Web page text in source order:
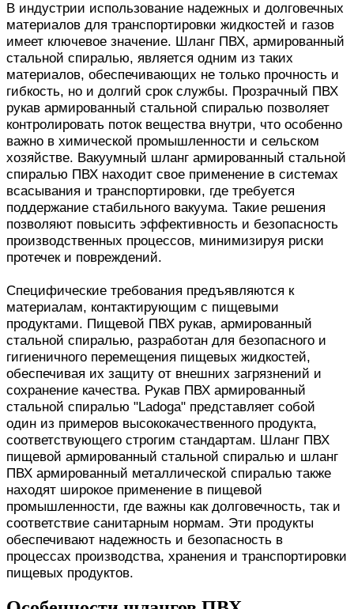
В индустрии использование надежных и долговечных
материалов для транспортировки жидкостей и газов
имеет ключевое значение. Шланг ПВХ, армированный
стальной спиралью, является одним из таких
материалов, обеспечивающих не только прочность и
гибкость, но и долгий срок службы. Прозрачный ПВХ
рукав армированный стальной спиралью позволяет
контролировать поток вещества внутри, что особенно
важно в химической промышленности и сельском
хозяйстве. Вакуумный шланг армированный стальной
спиралью ПВХ находит свое применение в системах
всасывания и транспортировки, где требуется
поддержание стабильного вакуума. Такие решения
позволяют повысить эффективность и безопасность
производственных процессов, минимизируя риски
протечек и повреждений.
Специфические требования предъявляются к
материалам, контактирующим с пищевыми
продуктами. Пищевой ПВХ рукав, армированный
стальной спиралью, разработан для безопасного и
гигиеничного перемещения пищевых жидкостей,
обеспечивая их защиту от внешних загрязнений и
сохранение качества. Рукав ПВХ армированный
стальной спиралью "Ladoga" представляет собой
один из примеров высококачественного продукта,
соответствующего строгим стандартам. Шланг ПВХ
пищевой армированный стальной спиралью и шланг
ПВХ армированный металлической спиралью также
находят широкое применение в пищевой
промышленности, где важны как долговечность, так и
соответствие санитарным нормам. Эти продукты
обеспечивают надежность и безопасность в
процессах производства, хранения и транспортировки
пищевых продуктов.